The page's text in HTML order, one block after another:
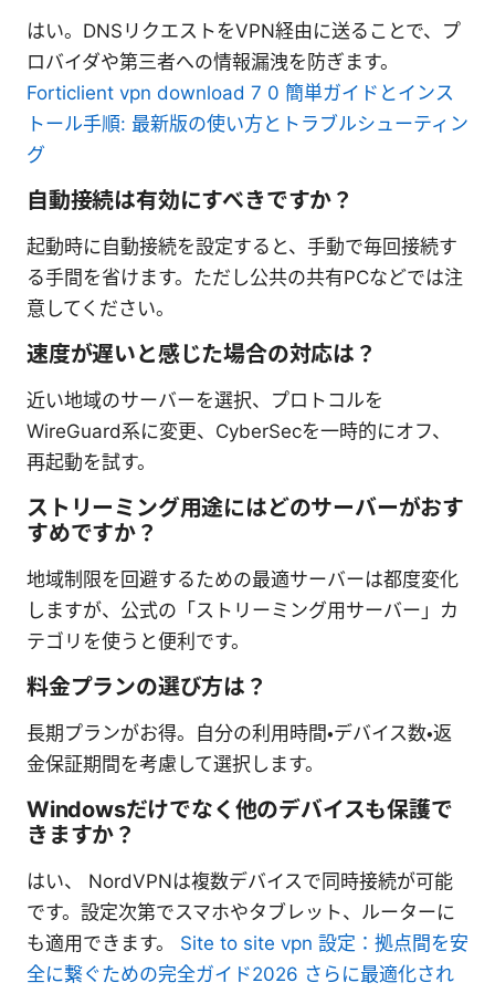
はい。DNSリクエストをVPN経由に送ることで、プ
ロバイダや第三者への情報漏洩を防ぎます。
Forticlient vpn download 7 0 簡単ガイドとインス
トール手順: 最新版の使い方とトラブルシューティン
グ
自動接続は有効にすべきですか？
起動時に自動接続を設定すると、手動で毎回接続す
る手間を省けます。ただし公共の共有PCなどでは注
意してください。
速度が遅いと感じた場合の対応は？
近い地域のサーバーを選択、プロトコルを
WireGuard系に変更、CyberSecを一時的にオフ、
再起動を試す。
ストリーミング用途にはどのサーバーがおす
すめですか？
地域制限を回避するための最適サーバーは都度変化
しますが、公式の「ストリーミング用サーバー」カ
テゴリを使うと便利です。
料金プランの選び方は？
長期プランがお得。自分の利用時間・デバイス数・返
金保証期間を考慮して選択します。
Windowsだけでなく他のデバイスも保護で
きますか？
はい、 NordVPNは複数デバイスで同時接続が可能
です。設定次第でスマホやタブレット、ルーターに
も適用できます。 Site to site vpn 設定：拠点間を安
全に繋ぐための完全ガイド2026 さらに最適化され